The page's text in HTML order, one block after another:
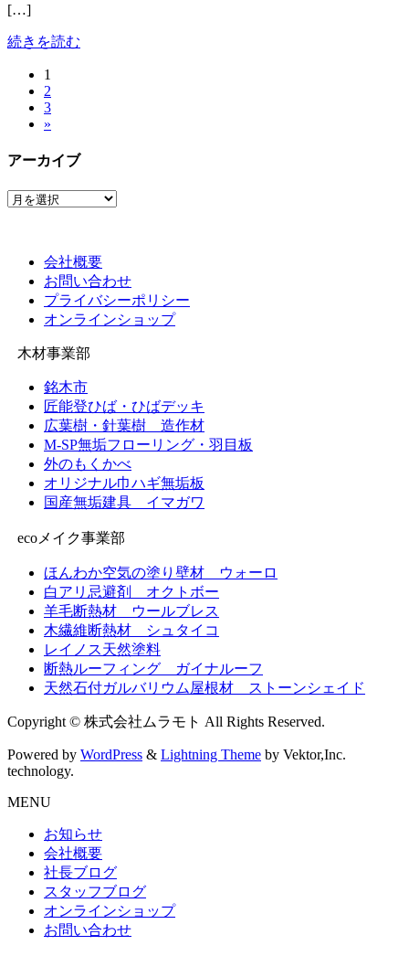
[…]
続きを読む
ペ
ー
固
定
ペ
ー
ジ
1
固
定
ペ
ジ
2
固
定
ー
3
»
アーカイブ
ア
会社概要
お問い合わせ
プライバシーポリシー
オンラインショップ
木材事業部
銘木市
匠能登ひば・ひばデッキ
広葉樹・針葉樹 造作材
M-SP無垢フローリング・羽目板
外のもくかべ
オリジナル巾ハギ無垢板
国産無垢建具 イマガワ
ecoメイク事業部
ほんわか空気の塗り壁材 ウォーロ
白アリ忌避剤 オクトボー
羊毛断熱材 ウールブレス
木繊維断熱材 シュタイコ
レイノス天然塗料
断熱ルーフィング ガイナルーフ
天然石付ガルバリウム屋根材 ストーンシェイド
Copyright © 株式会社ムラモト All Rights Reserved.
Powered by WordPress & Lightning Theme by Vektor,Inc.
technology.
MENU
お知らせ
会社概要
社長ブログ
スタッフブログ
オンラインショップ
お問い合わせ